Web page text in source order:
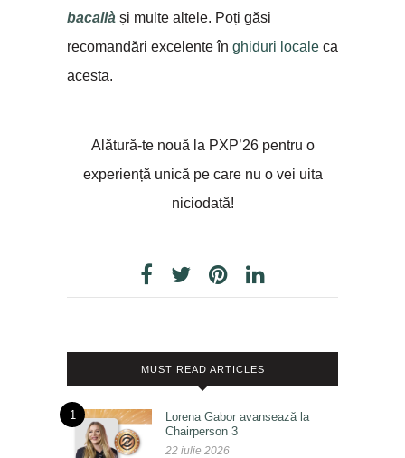
bacallà și multe altele. Poți găsi
recomandări excelente în ghiduri locale ca
acesta.
Alătură-te nouă la PXP’26 pentru o
experiență unică pe care nu o vei uita
niciodată!
MUST READ ARTICLES
1
Lorena Gabor avansează la
Chairperson 3
22 iulie 2026